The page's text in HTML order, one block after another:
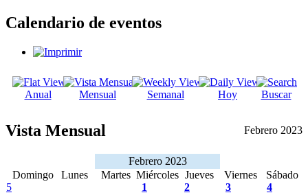
Calendario de eventos
Anual Mensual Semanal Hoy Buscar
Vista Mensual Febrero 2023
Febrero 2023
Domingo
Lunes Martes Miércoles Jueves Viernes
Sábado
5
1 2 3 4